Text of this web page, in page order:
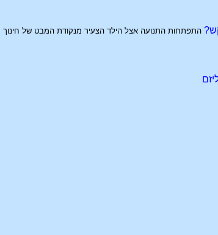
התפתחות התנועה אצל הילד הצעיר מנקודת המבט של חינוך